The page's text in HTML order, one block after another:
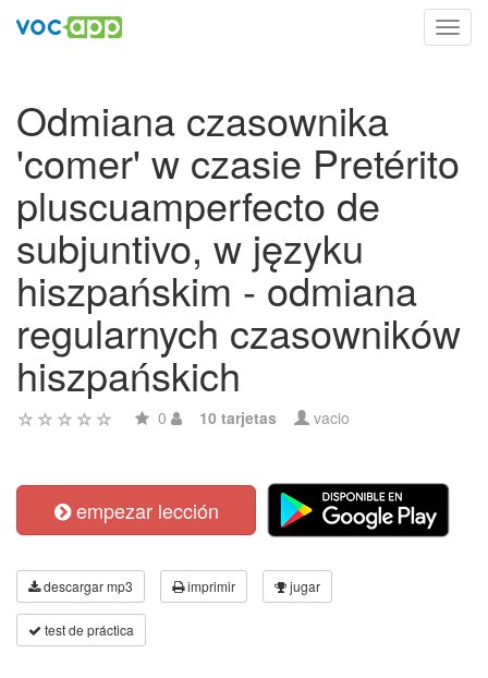
Odmiana czasownika
'comer' w czasie Pretérito
pluscuamperfecto de
subjuntivo, w języku
hiszpańskim - odmiana
regularnych czasowników
hiszpańskich
0 10 tarjetas vacio
empezar lección
descargar mp3 imprimir jugar
test de práctica